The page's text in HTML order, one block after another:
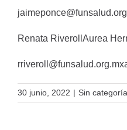
Renata RiverollAurea
30 junio, 2022 | Sin categoría